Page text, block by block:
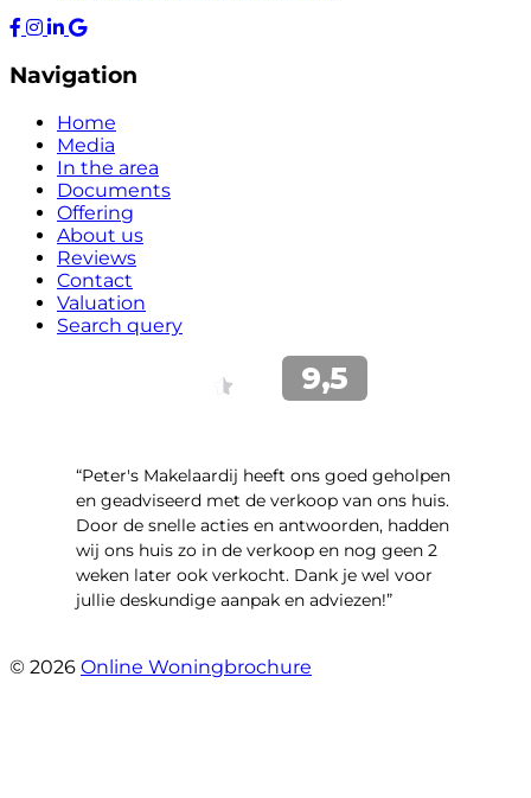
Navigation
Home
Media
In the area
Documents
Offering
About us
Reviews
Contact
Valuation
Search query
“Peter's Makelaardij heeft ons goed geholpen
en geadviseerd met de verkoop van ons huis.
Door de snelle acties en antwoorden, hadden
wij ons huis zo in de verkoop en nog geen 2
weken later ook verkocht. Dank je wel voor
jullie deskundige aanpak en adviezen!”
© 2026 Online Woningbrochure